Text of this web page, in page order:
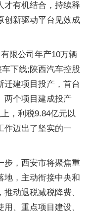
才有机结合，持续释
创新驱动平台见效成
限公司年产10万辆
下线;陕西汽车控股
迁建项目投产，首台
两个项目建成投产
，利税9.84亿元以
作迈出了坚实的一
步，西安市将聚焦重
地，主动衔接中央和
动退税减税降费、
、重点项目建设、